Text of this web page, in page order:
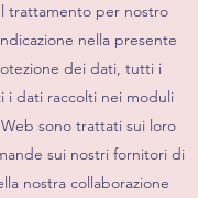
trattamento per nostro
nella presente
dei dati, tutti i
i dati raccolti nei moduli
sono trattati sui loro
sui nostri fornitori di
nostra collaborazione